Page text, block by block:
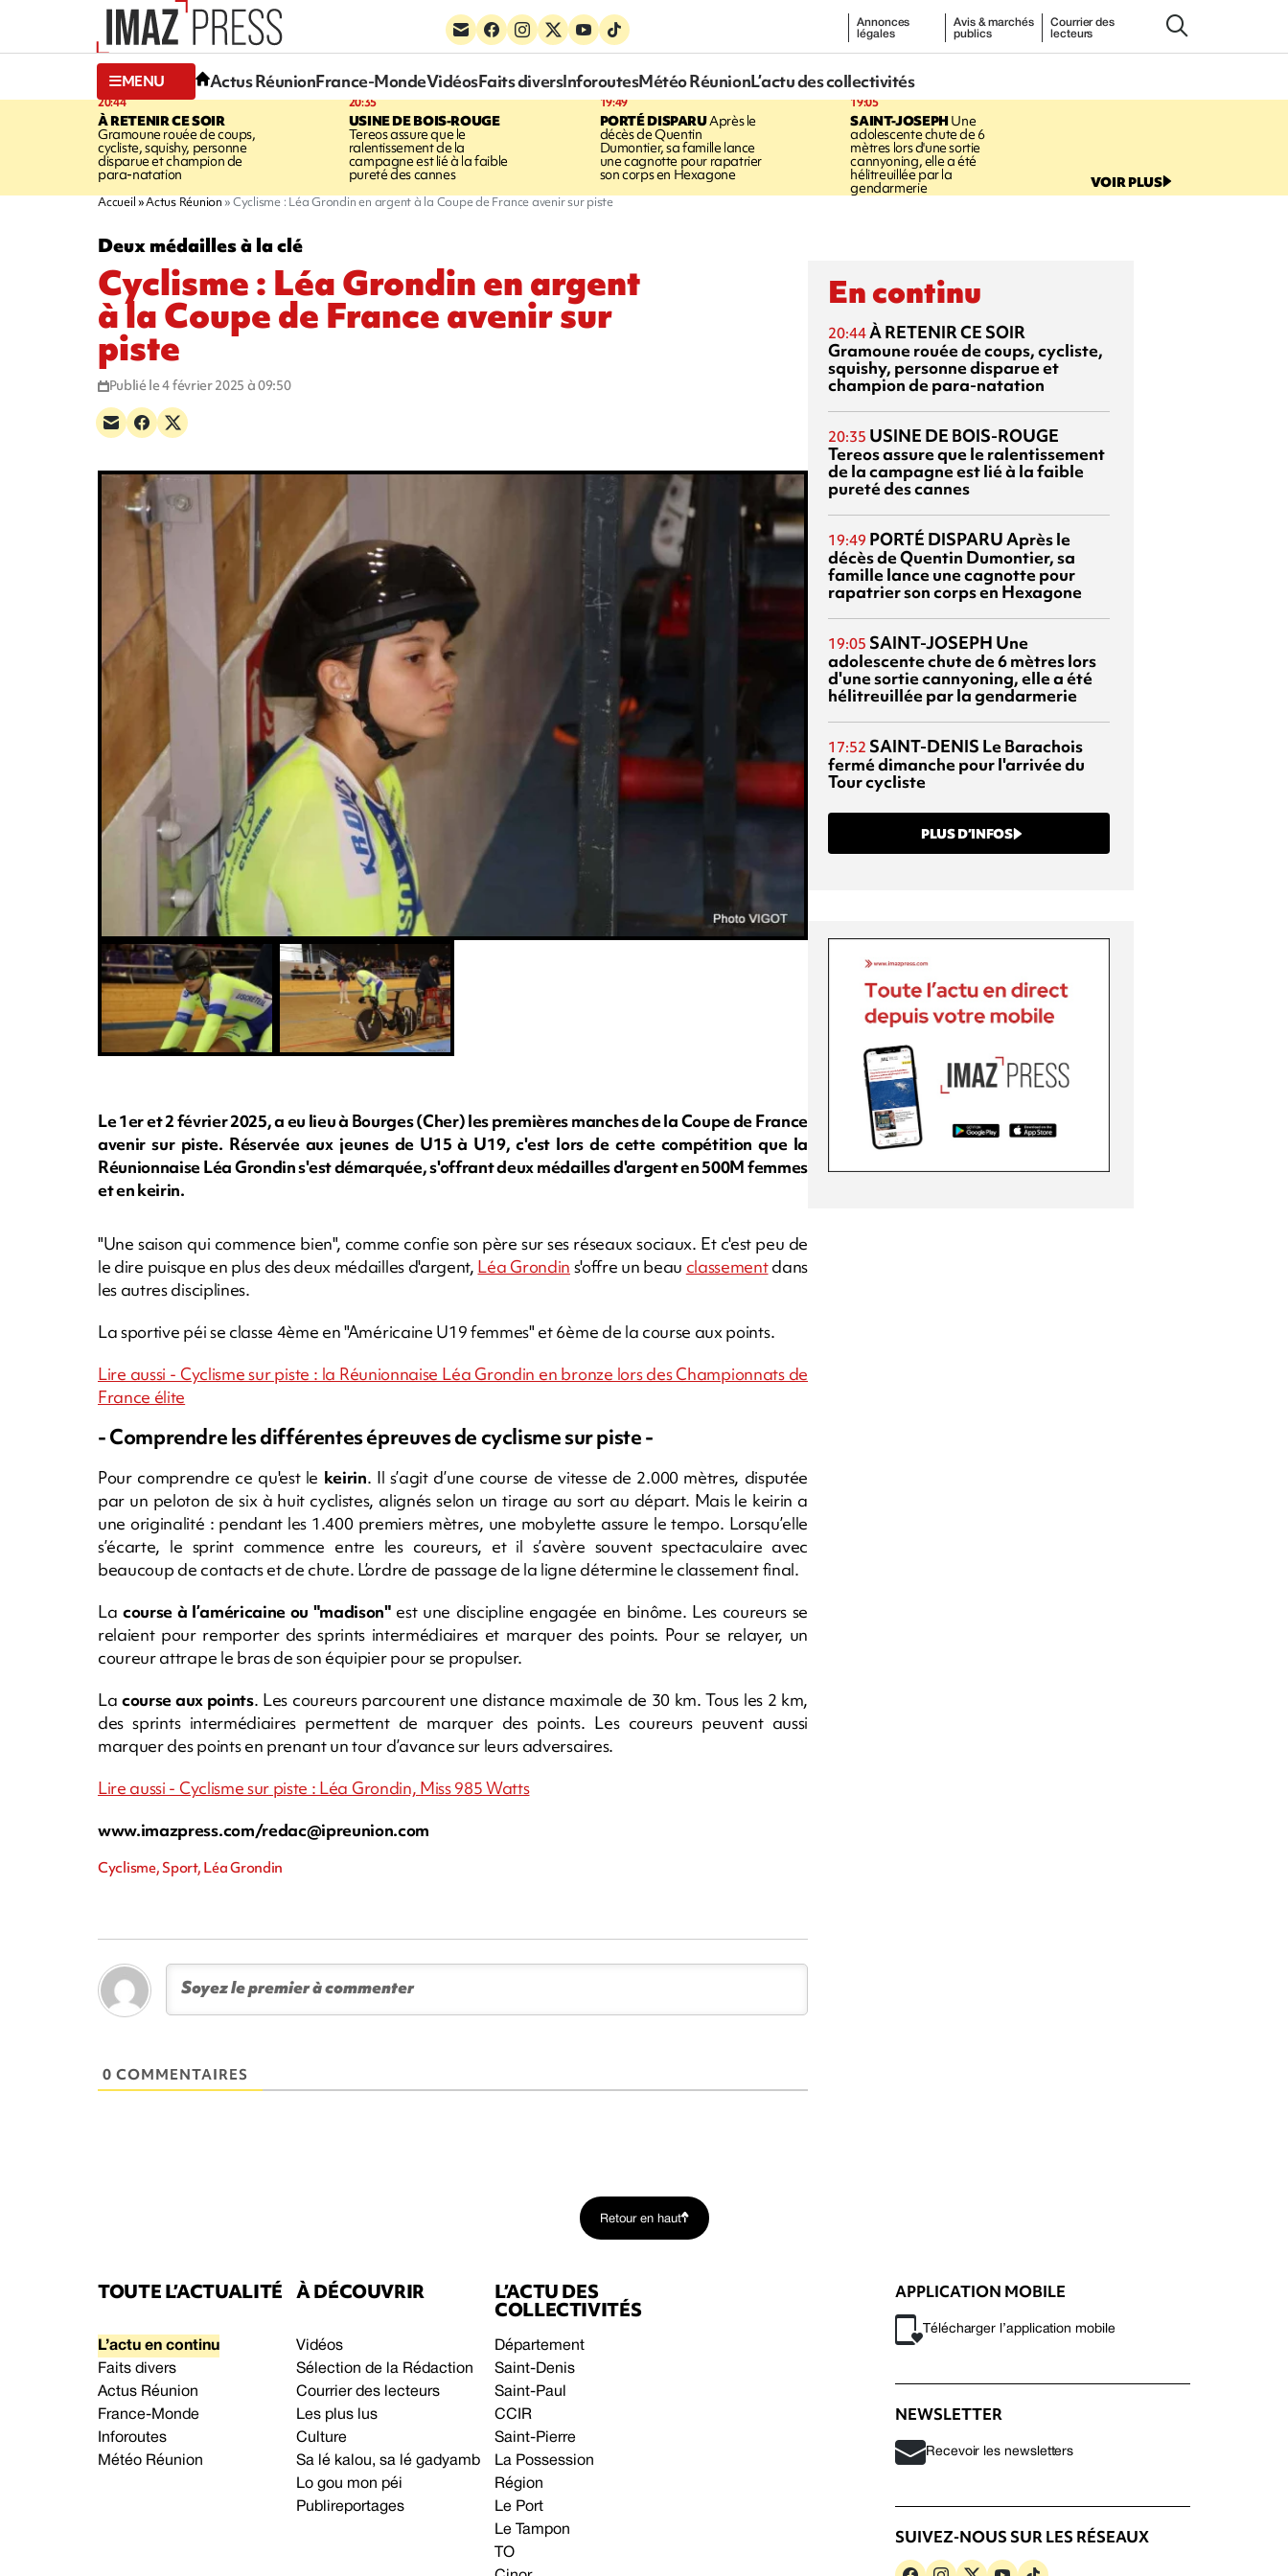
Annonces
légales
Avis & marchés
publics
Courrier des
lecteurs
MENU Actus RéunionFrance-MondeVidéosFaits diversInforoutesMétéo RéunionL’actu des collectivités
20:44
À RETENIR CE SOIR
Gramoune rouée de coups,
cycliste, squishy, personne
disparue et champion de
para-natation
20:35
USINE DE BOIS-ROUGE
Tereos assure que le
ralentissement de la
campagne est lié à la faible
pureté des cannes
19:49
PORTÉ DISPARUAprès le
décès de Quentin
Dumontier, sa famille lance
une cagnotte pour rapatrier
son corps en Hexagone
19:05
SAINT-JOSEPHUne
adolescente chute de 6
mètres lors d'une sortie
cannyoning, elle a été
hélitreuillée par la
gendarmerie VOIR PLUS
Accueil Actus Réunion Cyclisme : Léa Grondin en argent à la Coupe de France avenir sur piste
Deux médailles à la clé
Cyclisme : Léa Grondin en argent
à la Coupe de France avenir sur
piste
Publié le 4 février 2025 à 09:50
Le 1er et 2 février 2025, a eu lieu à Bourges (Cher) les premières manches de la Coupe de France
avenir sur piste. Réservée aux jeunes de U15 à U19, c'est lors de cette compétition que la
Réunionnaise Léa Grondin s'est démarquée, s'offrant deux médailles d'argent en 500M femmes
et en keirin.
"Une saison qui commence bien", comme confie son père sur ses réseaux sociaux. Et c'est peu de
le dire puisque en plus des deux médailles d'argent, Léa Grondin s'offre un beau classementdans
les autres disciplines.
La sportive péi se classe 4ème en "Américaine U19 femmes" et 6ème de la course aux points.
Lire aussi - Cyclisme sur piste : la Réunionnaise Léa Grondin en bronze lors des Championnats de
France élite
- Comprendre les différentes épreuves de cyclisme sur piste -
Pour comprendre ce qu'est le keirin. Il s’agit d’une course de vitesse de 2.000 mètres, disputée
par un peloton de six à huit cyclistes, alignés selon un tirage au sort au départ. Mais le keirin a
une originalité : pendant les 1.400 premiers mètres, une mobylette assure le tempo. Lorsqu’elle
s’écarte, le sprint commence entre les coureurs, et il s’avère souvent spectaculaire avec
beaucoup de contacts et de chute. L’ordre de passage de la ligne détermine le classement final.
La course à l’américaine ou "madison"est une discipline engagée en binôme. Les coureurs se
relaient pour remporter des sprints intermédiaires et marquer des points. Pour se relayer, un
coureur attrape le bras de son équipier pour se propulser.
Lacourse aux points. Les coureurs parcourent une distance maximale de 30 km. Tous les 2 km,
des sprints intermédiaires permettent de marquer des points. Les coureurs peuvent aussi
marquer des points en prenant un tour d’avance sur leurs adversaires.
Lire aussi - Cyclisme sur piste : Léa Grondin, Miss 985 Watts
www.imazpress.com/redac@ipreunion.com
Cyclisme, Sport, Léa Grondin
0 COMMENTAIRES
En continu
20:44À RETENIR CE SOIR
Gramoune rouée de coups, cycliste,
squishy, personne disparue et
champion de para-natation
20:35 USINE DE BOIS-ROUGE
Tereos assure que le ralentissement
de la campagne est lié à la faible
pureté des cannes
19:49 PORTÉ DISPARUAprès le
décès de Quentin Dumontier, sa
famille lance une cagnotte pour
rapatrier son corps en Hexagone
19:05 SAINT-JOSEPH Une
adolescente chute de 6 mètres lors
d'une sortie cannyoning, elle a été
hélitreuillée par la gendarmerie
17:52 SAINT-DENIS Le Barachois
fermé dimanche pour l'arrivée du
Tour cycliste
PLUS D’INFOS
Retour en haut
TOUTE L’ACTUALITÉ
L’actu en continu
Faits divers
Actus Réunion
France-Monde
Inforoutes
Météo Réunion
À DÉCOUVRIR
Vidéos
Sélection de la Rédaction
Courrier des lecteurs
Les plus lus
Culture
Sa lé kalou, sa lé gadyamb
Lo gou mon péi
Publireportages
L’ACTU DES
COLLECTIVITÉS
Département
Saint-Denis
Saint-Paul
CCIR
Saint-Pierre
La Possession
Région
Le Port
Le Tampon
TO
APPLICATION MOBILE
Télécharger l’application mobile
NEWSLETTER
Recevoir les newsletters
SUIVEZ-NOUS SUR LES RÉSEAUX